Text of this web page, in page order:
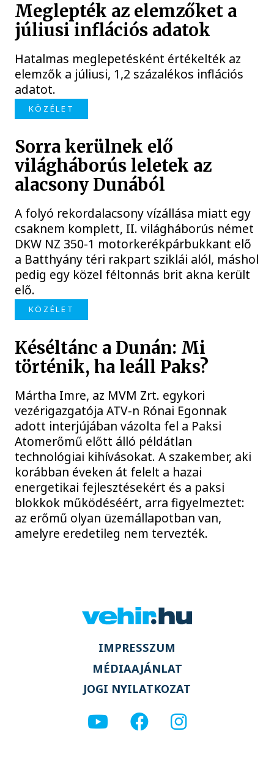
Meglepték az elemzőket a
júliusi inflációs adatok
Hatalmas meglepetésként értékelték az
elemzők a júliusi, 1,2 százalékos inflációs
adatot.
KÖZÉLET
Sorra kerülnek elő
világháborús leletek az
alacsony Dunából
A folyó rekordalacsony vízállása miatt egy
csaknem komplett, II. világháborús német
DKW NZ 350-1 motorkerékpárbukkant elő
a Batthyány téri rakpart sziklái alól, máshol
pedig egy közel féltonnás brit akna került
elő.
KÖZÉLET
Késéltánc a Dunán: Mi
történik, ha leáll Paks?
Mártha Imre, az MVM Zrt. egykori
vezérigazgatója ATV-n Rónai Egonnak
adott interjújában vázolta fel a Paksi
Atomerőmű előtt álló példátlan
technológiai kihívásokat. A szakember, aki
korábban éveken át felelt a hazai
energetikai fejlesztésekért és a paksi
blokkok működéséért, arra figyelmeztet:
az erőmű olyan üzemállapotban van,
amelyre eredetileg nem tervezték.
IMPRESSZUM
MÉDIAAJÁNLAT
JOGI NYILATKOZAT